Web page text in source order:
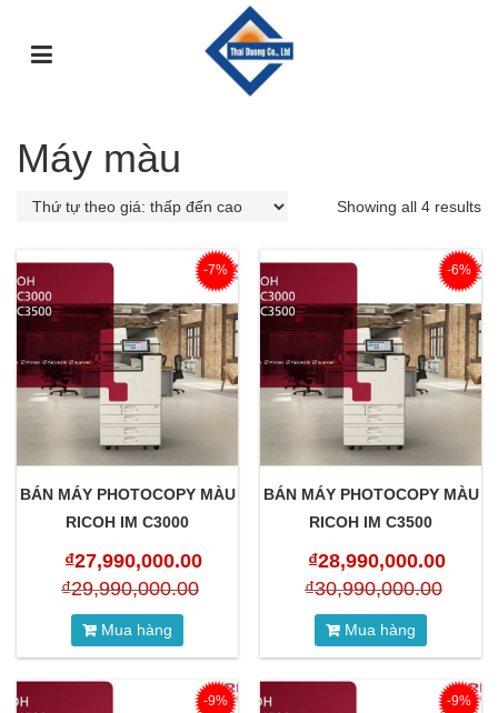
CHỦ
THIỆU
VỤ
KIỆN
TƯ
PHẨM
Máy màu
Showing all 4 results
BÁN MÁY PHOTOCOPY MÀU
RICOH IM C3000
₫27,990,000.00
₫29,990,000.00
Mua hàng
-7%
BÁN MÁY PHOTOCOPY MÀU
RICOH IM C3500
₫28,990,000.00
₫30,990,000.00
Mua hàng
-6%
-9% -9%